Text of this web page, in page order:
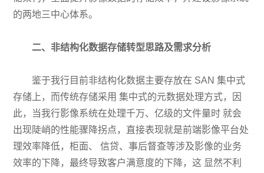
的两地三中心体系。
二、非结构化数据存储转型思路及需求分析
鉴于我行目前非结构化数据主要存放在 SAN 集中式
存储上，而传统存储采用 集中式的元数据处理方式，因
此，当我行影像系统在处理千万、亿级的文件量时 就会
出现陡峭的性能骤降拐点，直接表现就是前端影像平台处
理效率降低，柜面、 信贷、事后督查等涉及影像的业务
效率的下降，最终导致客户满意度的下降，这 显然不利